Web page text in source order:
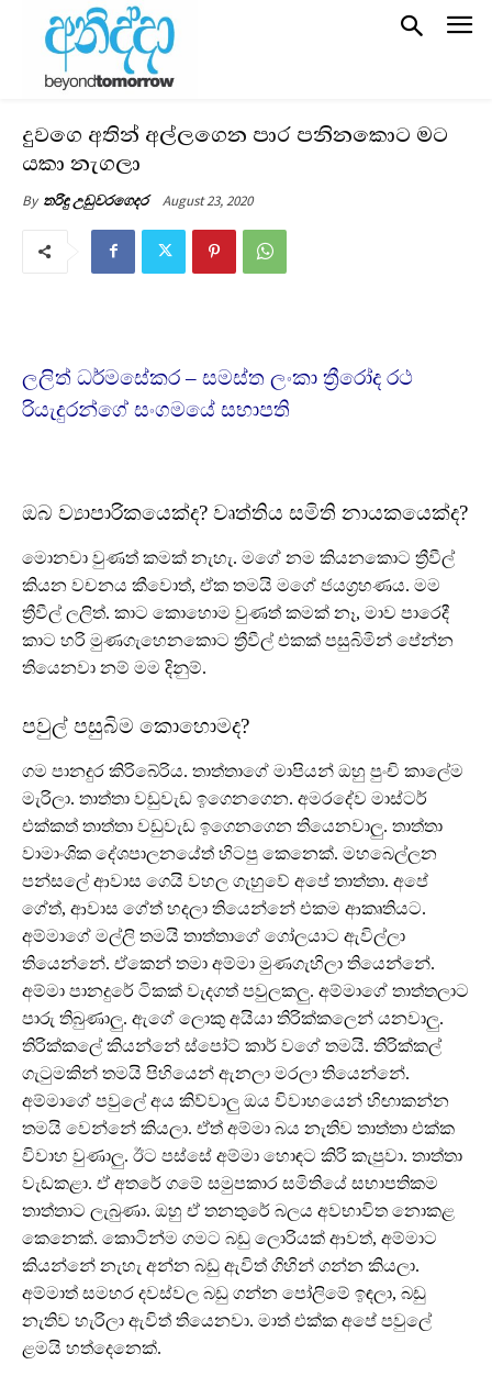
දුවගෙ අතින් අල්ලගෙන පාර පනිනකොට මට
යකා නැගලා
By තරිඳු උඩුවරගෙදර August 23, 2020
ලලිත් ධර්මසේකර – සමස්ත ලංකා ත්‍රීරෝද රථ
රියැදුරන්ගේ සංගමයේ සභාපති
ඔබ ව්‍යාපාරිකයෙක්ද? වෘත්තිය සමිති නායකයෙක්ද?
මොනවා වුණත් කමක් නැහැ. මගේ නම කියනකොට ත්‍රීවීල්
කියන වචනය කීවොත්, ඒක තමයි මගේ ජයග්‍රහණය. මම
ත්‍රීවීල් ලලිත්. කාට කොහොම වුණත් කමක් නෑ, මාව පාරෙදී
කාට හරි මුණගැහෙනකොට ත්‍රීවීල් එකක් පසුබිමින් පේන්න
තියෙනවා නම් මම දිනුම්.
පවුල් පසුබිම කොහොමද?
ගම පානදුර කිරිබේරිය. තාත්තාගේ මාපියන් ඔහු පුංචි කාලේම
මැරිලා. තාත්තා වඩුවැඩ ඉගෙනගෙන. අමරදේව මාස්ටර්
එක්කත් තාත්තා වඩුවැඩ ඉගෙනගෙන තියෙනවාලු. තාත්තා
වාමාංශික දේශපාලනයේත් හිටපු කෙනෙක්. මහබෙල්ලන
පන්සලේ ආවාස ගෙයි වහල ගැහුවේ අපේ තාත්තා. අපේ
ගේත්, ආවාස ගේත් හදලා තියෙන්නේ එකම ආකෘතියට.
අම්මාගේ මල්ලි තමයි තාත්තාගේ ගෝලයාට ඇවිල්ලා
තියෙන්නේ. ඒකෙන් තමා අම්මා මුණගැහිලා තියෙන්නේ.
අම්මා පානදුරේ ටිකක් වැදගත් පවුලකලු. අම්මාගේ තාත්තලාට
පාරු තිබුණාලු. ඇගේ ලොකු අයියා තිරික්කලෙන් යනවාලු.
තිරික්කලේ කියන්නේ ස්පෝට් කාර් වගේ තමයි. තිරික්කල්
ගැටුමකින් තමයි පිහියෙන් ඇනලා මරලා තියෙන්නේ.
අම්මාගේ පවුලේ අය කිව්වාලු ඔය විවාහයෙන් හිඟාකන්න
තමයි වෙන්නේ කියලා. ඒත් අම්මා බය නැතිව තාත්තා එක්ක
විවාහ වුණාලු. ඊට පස්සේ අම්මා හොඳට කිරි කැපුවා. තාත්තා
වැඩකළා. ඒ අතරේ ගමේ සමුපකාර සමිතියේ සභාපතිකම
තාත්තාට ලැබුණා. ඔහු ඒ තනතුරේ බලය අවභාවිත නොකළ
කෙනෙක්. කොටින්ම ගමට බඩු ලොරියක් ආවත්, අම්මාට
කියන්නේ නැහැ අන්න බඩු ඇවිත් ගිහින් ගන්න කියලා.
අම්මාත් සමහර දවස්වල බඩු ගන්න පෝලිමේ ඉඳලා, බඩු
නැතිව හැරිලා ඇවිත් තියෙනවා. මාත් එක්ක අපේ පවුලේ
ළමයි හත්දෙනෙක්.